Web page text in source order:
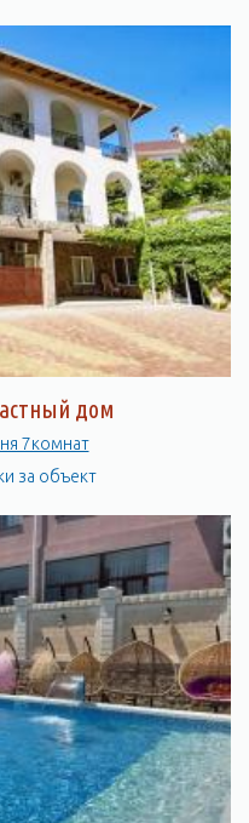
дом
7комнат
за объект